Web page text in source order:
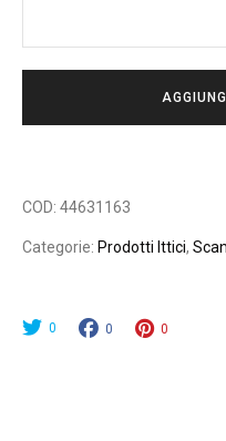
SELVAGGIO
200GR.
COD: 44631163
Categorie: Prodotti Ittici,
0 0 0